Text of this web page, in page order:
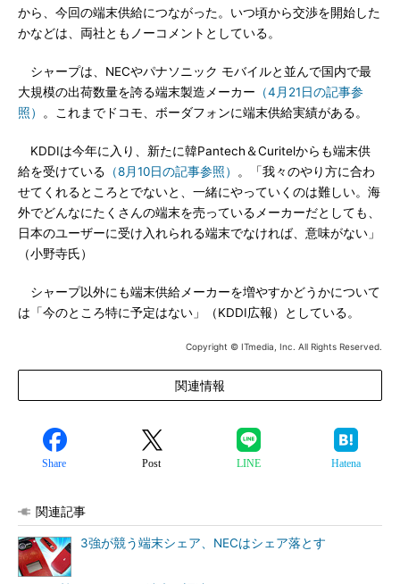
から、今回の端末供給につながった。いつ頃から交渉を開始した
かなどは、両社ともノーコメントとしている。
シャープは、NECやパナソニック モバイルと並んで国内で最
大規模の出荷数量を誇る端末製造メーカー （4月21日の記事参
照）
。これまでドコモ、ボーダフォンに端末供給実績がある。
KDDIは今年に入り、新たに韓Pantech＆Curitelからも端末供
給を受けている （8月10日の記事参照）
。「我々のやり方に合わ
せてくれるところとでないと、一緒にやっていくのは難しい。海
外でどんなにたくさんの端末を売っているメーカーだとしても、
日本のユーザーに受け入れられる端末でなければ、意味がない」
（小野寺氏）
シャープ以外にも端末供給メーカーを増やすかどうかについて
は「今のところ特に予定はない」（KDDI広報）としている。
Copyright © ITmedia, Inc. All Rights Reserved.
関連情報
Share Post LINE Hatena
関連記事
3強が競う端末シェア、NECはシェア落とす